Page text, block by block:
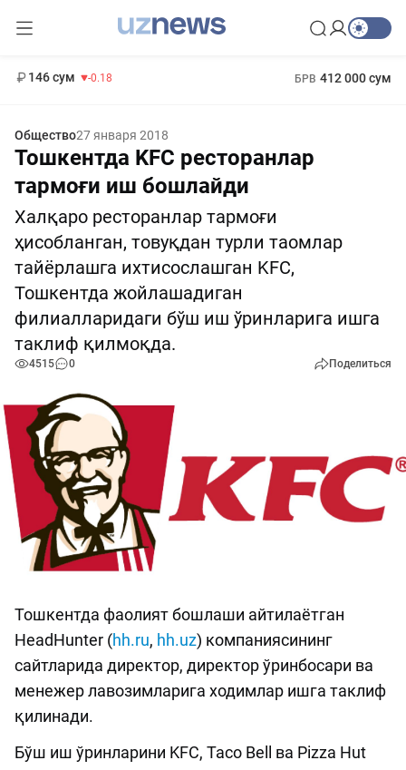
146 сум -0.18 БРВ 412 000 сум
Общество27 января 2018
Тошкентда KFC ресторанлар
тармоғи иш бошлайди
Халқаро ресторанлар тармоғи
ҳисобланган, товуқдан турли таомлар
тайёрлашга ихтисослашган KFC,
Тошкентда жойлашадиган
филиалларидаги бўш иш ўринларига ишга
таклиф қилмоқда.
4515 0 Поделиться
Тошкентда фаолият бошлаши айтилаётган
HeadHunter (hh.ru, hh.uz) компаниясининг
сайтларида директор, директор ўринбосари ва
менежер лавозимларига ходимлар ишга таклиф
қилинади.
Бўш иш ўринларини KFC, Taco Bell ва Pizza Hut